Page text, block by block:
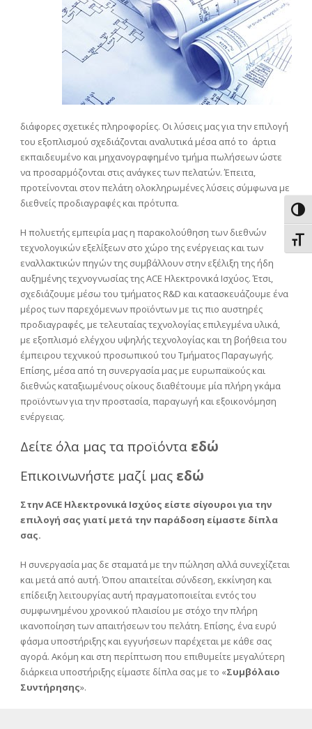
διάφορες σχετικές πληροφορίες. Οι λύσεις μας για την επιλογή
του εξοπλισμού σχεδιάζονται αναλυτικά μέσα από το άρτια
εκπαιδευμένο και μηχανογραφημένο τμήμα πωλήσεων ώστε
να προσαρμόζονται στις ανάγκες των πελατών. Έπειτα,
προτείνονται στον πελάτη ολοκληρωμένες λύσεις σύμφωνα με
διεθνείς προδιαγραφές και πρότυπα.
Η πολυετής εμπειρία μας η παρακολούθηση των διεθνών
τεχνολογικών εξελίξεων στο χώρο της ενέργειας και των
εναλλακτικών πηγών της συμβάλλουν στην εξέλιξη της ήδη
αυξημένης τεχνογνωσίας της ACE Ηλεκτρονικά Ισχύος. Έτσι,
σχεδιάζουμε μέσω του τμήματος R&D και κατασκευάζουμε ένα
μέρος των παρεχόμενων προϊόντων με τις πιο αυστηρές
προδιαγραφές, με τελευταίας τεχνολογίας επιλεγμένα υλικά,
με εξοπλισμό ελέγχου υψηλής τεχνολογίας και τη βοήθεια του
έμπειρου τεχνικού προσωπικού του Τμήματος Παραγωγής.
Επίσης, μέσα από τη συνεργασία μας με ευρωπαϊκούς και
διεθνώς καταξιωμένους οίκους διαθέτουμε μία πλήρη γκάμα
προϊόντων για την προστασία, παραγωγή και εξοικονόμηση
ενέργειας.
Δείτε όλα μας τα προϊόντα εδώ
Επικοινωνήστε μαζί μας εδώ
Στην ACE Ηλεκτρονικά Ισχύος είστε σίγουροι για την
επιλογή σας γιατί μετά την παράδοση είμαστε δίπλα
σας.
Η συνεργασία μας δε σταματά με την πώληση αλλά συνεχίζεται
και μετά από αυτή. Όπου απαιτείται σύνδεση, εκκίνηση και
επίδειξη λειτουργίας αυτή πραγματοποιείται εντός του
συμφωνημένου χρονικού πλαισίου με στόχο την πλήρη
ικανοποίηση των απαιτήσεων του πελάτη. Επίσης, ένα ευρύ
φάσμα υποστήριξης και εγγυήσεων παρέχεται με κάθε σας
αγορά. Ακόμη και στη περίπτωση που επιθυμείτε μεγαλύτερη
διάρκεια υποστήριξης είμαστε δίπλα σας με το «Συμβόλαιο
Συντήρησης».